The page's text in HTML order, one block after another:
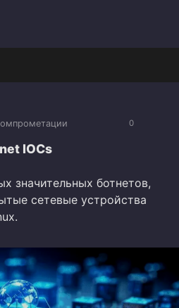
0
IOCs
значительных ботнетов,
сетевые устройства